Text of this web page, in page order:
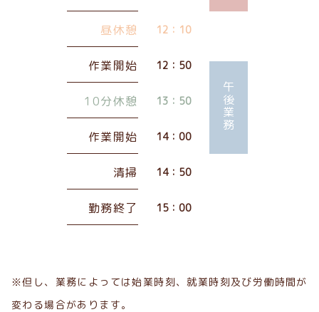
昼休憩 12：10
作業開始 12：50
10分休憩 13：50
作業開始 14：00
清掃 14：50
勤務終了 15：00
午後業務
※但し、業務によっては始業時刻、就業時刻及び労働時間が
変わる場合があります。